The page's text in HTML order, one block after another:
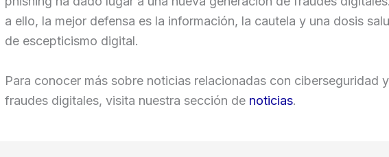
a ello, la mejor defensa es la información, la cautela y una dosis
de escepticismo digital.
Para conocer más sobre noticias relacionadas con ciberseguridad y
fraudes digitales, visita nuestra sección de noticias.